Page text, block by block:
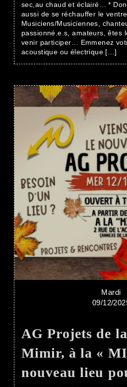
sec,au chaud et éclairé… *
aussi de se réchauffer le
Musiciens/Musiciennes,
passionné.e.s, amateurs, êtes
venir participer… Emmenez
acoustique ou électrique […]
Mardi
09/12/
AG Projets de
Mimir, à la «
nouveau lieu